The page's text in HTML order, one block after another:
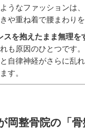
うなファッションは
や重ね着で腰まわりを
スを抱えたまま無理を
も原因のひとつです
自律神経がさらに乱
す。
岡整骨院の「骨